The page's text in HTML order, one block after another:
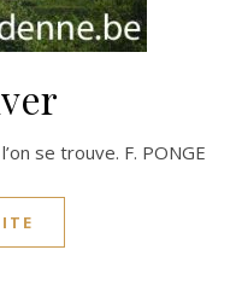
se trouve. F. PONGE